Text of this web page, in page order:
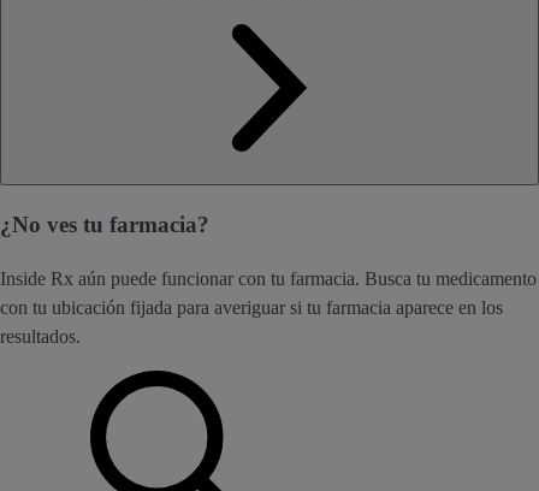
¿No ves tu farmacia?
Inside Rx aún puede funcionar con tu farmacia. Busca tu medicamento
con tu ubicación fijada para averiguar si tu farmacia aparece en los
resultados.